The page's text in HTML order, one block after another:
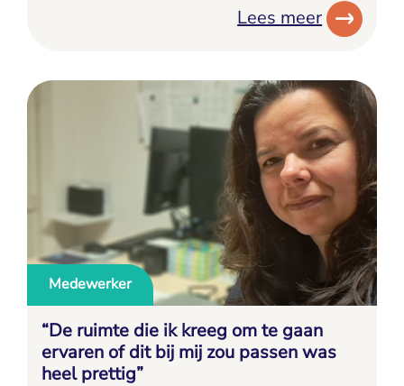
Lees meer
Medewerker
“De ruimte die ik kreeg om te gaan
ervaren of dit bij mij zou passen was
heel prettig”